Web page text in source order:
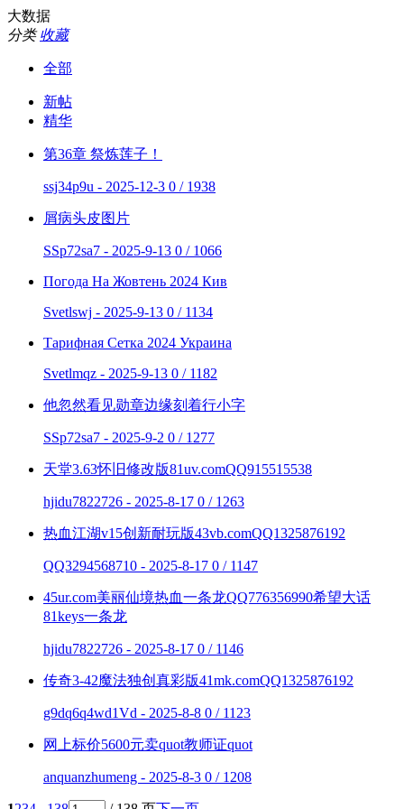
大数据
分类 收藏
全部
新帖
精华
第36章 祭炼莲子！
ssj34p9u - 2025-12-3 0 / 1938
屑病头皮图片
SSp72sa7 - 2025-9-13 0 / 1066
Погода На Жовтень 2024 Кив
Svetlswj - 2025-9-13 0 / 1134
Тарифная Сетка 2024 Украина
Svetlmqz - 2025-9-13 0 / 1182
他忽然看见勋章边缘刻着行小字
SSp72sa7 - 2025-9-2 0 / 1277
天堂3.63怀旧修改版81uv.comQQ915515538
hjidu7822726 - 2025-8-17 0 / 1263
热血江湖v15创新耐玩版43vb.comQQ1325876192
QQ3294568710 - 2025-8-17 0 / 1147
45ur.com美丽仙境热血一条龙QQ776356990希望大话
81keys一条龙
hjidu7822726 - 2025-8-17 0 / 1146
传奇3-42魔法独创真彩版41mk.comQQ1325876192
g9dq6q4wd1Vd - 2025-8-8 0 / 1123
网上标价5600元卖quot教师证quot
anquanzhumeng - 2025-8-3 0 / 1208